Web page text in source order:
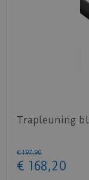
Trapleuning
€ 197,90
€ 168,20